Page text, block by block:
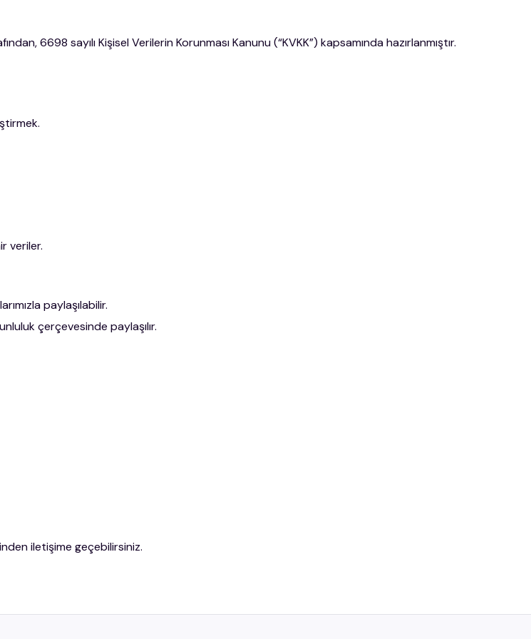
6698 sayılı Kişisel Verilerin Korunması Kanunu (“KVKK”) kapsamında hazırlanmıştır.
veriler.
paylaşılabilir.
çerçevesinde paylaşılır.
iletişime geçebilirsiniz.